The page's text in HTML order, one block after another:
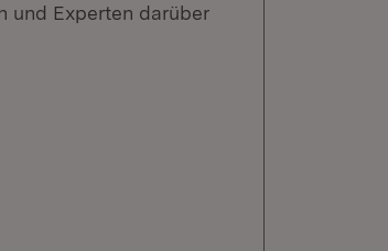
und Experten darüber